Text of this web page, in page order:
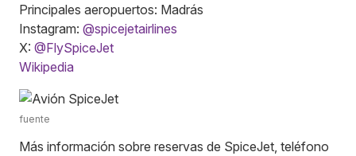
Principales aeropuertos: Madrás
Instagram: @spicejetairlines
X: @FlySpiceJet
Wikipedia
fuente
Más información sobre reservas de SpiceJet, teléfono